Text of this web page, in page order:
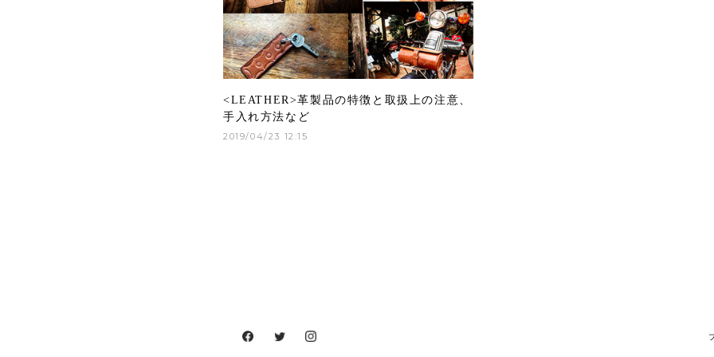
<LEATHER>革製品の特徴と取扱上の注意、
手入れ方法など
2019/04/23 12:15